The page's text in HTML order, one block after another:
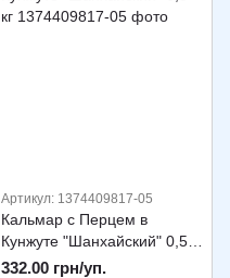
Артикул: 1374409817-05
Кальмар с Перцем в
Кунжуте "Шанхайский" 0,5
кг
332.00 грн/уп.